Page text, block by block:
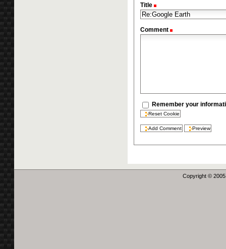
Title
Comment
Remember your
Copyright ©